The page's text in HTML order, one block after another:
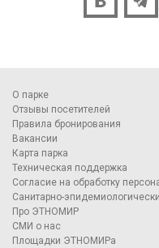
О парке
Отзывы посетителей
Правила бронирования
Вакансии
Карта парка
Техническая поддержка
Согласие на обработку
Санитарно-
Про ЭТНОМИР
СМИ о нас
Площадки ЭТНОМИРа